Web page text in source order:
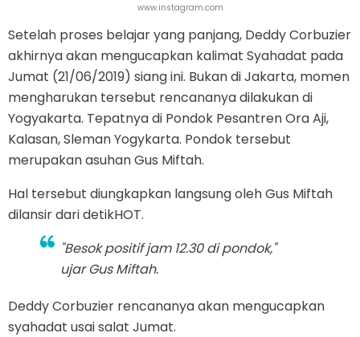
www.instagram.com
Setelah proses belajar yang panjang, Deddy Corbuzier
akhirnya akan mengucapkan kalimat Syahadat pada
Jumat (21/06/2019) siang ini. Bukan di Jakarta, momen
mengharukan tersebut rencananya dilakukan di
Yogyakarta. Tepatnya di Pondok Pesantren Ora Aji,
Kalasan, Sleman Yogykarta. Pondok tersebut
merupakan asuhan Gus Miftah.
Hal tersebut diungkapkan langsung oleh Gus Miftah
dilansir dari detikHOT.
"Besok positif jam 12.30 di pondok,"
ujar Gus Miftah.
Deddy Corbuzier rencananya akan mengucapkan
syahadat usai salat Jumat.